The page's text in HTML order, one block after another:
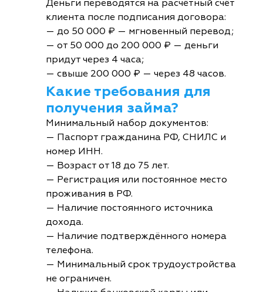
Деньги переводятся на расчётный счёт
клиента после подписания договора:
— до 50 000 ₽ — мгновенный перевод;
— от 50 000 до 200 000 ₽ — деньги
придут через 4 часа;
— свыше 200 000 ₽ — через 48 часов.
Какие требования для
получения займа?
Минимальный набор документов:
— Паспорт гражданина РФ, СНИЛС и
номер ИНН.
— Возраст от 18 до 75 лет.
— Регистрация или постоянное место
проживания в РФ.
— Наличие постоянного источника
дохода.
— Наличие подтверждённого номера
телефона.
— Минимальный срок трудоустройства
не ограничен.